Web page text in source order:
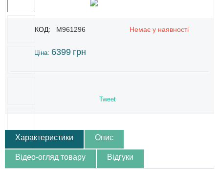
КОД: M961296 Немає у наявності
Ціна: 6399 грн
Tweet
Характеристики Опис
Відео-огляд товару Відгуки